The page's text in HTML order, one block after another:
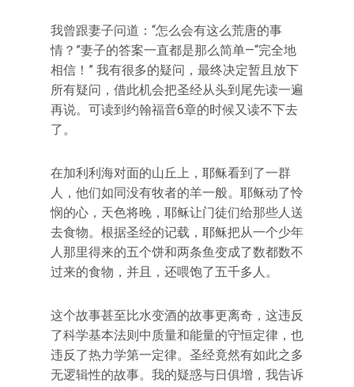
我曾跟妻子问道：“怎么会有这么荒唐的事
情？”妻子的答案一直都是那么简单—“完全地
相信！” 我有很多的疑问，最终决定暂且放下
所有疑问，借此机会把圣经从头到尾先读一遍
再说。可读到约翰福音6章的时候又读不下去
了。
在加利利海对面的山丘上，耶稣看到了一群
人，他们如同没有牧者的羊一般。耶稣动了怜
悯的心，天色将晚，耶稣让门徒们给那些人送
去食物。根据圣经的记载，耶稣把从一个少年
人那里得来的五个饼和两条鱼变成了数都数不
过来的食物，并且，还喂饱了五千多人。
这个故事甚至比水变酒的故事更离奇，这违反
了科学基本法则中质量和能量的守恒定律，也
违反了热力学第一定律。圣经竟然有如此之多
无逻辑性的故事。我的疑惑与日俱增，我告诉